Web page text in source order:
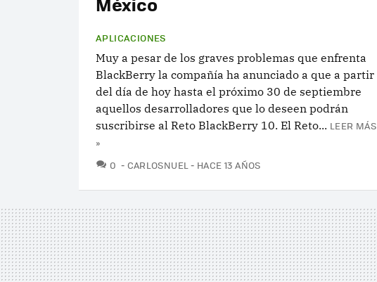
APLICACIONES
Muy a pesar de los graves problemas que enfrenta
BlackBerry la compañía ha anunciado a que a partir
del día de hoy hasta el próximo 30 de septiembre
aquellos desarrolladores que lo deseen podrán
suscribirse al Reto BlackBerry 10. El Reto... LEER MÁS
»
0 COMENTARIOS
CARLOSNUEL HACE 13 AÑOS